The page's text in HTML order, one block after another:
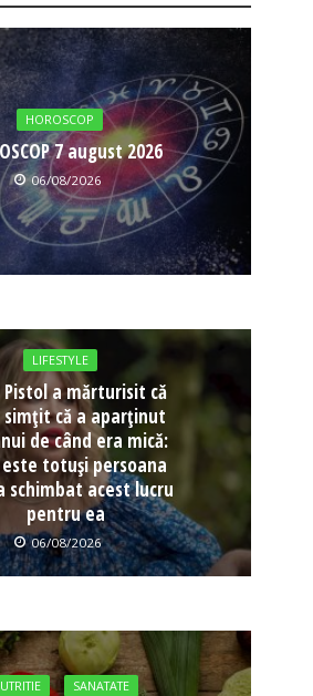
HOROSCOP
7 august 2026
06/08/2026
LIFESTYLE
Pistol a mărturisit că
simțit că a aparținut
de când era mică:
este totuși persoana
schimbat acest lucru
pentru ea
06/08/2026
SANATATE